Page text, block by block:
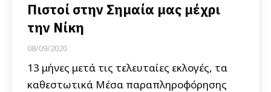
Πιστοί στην Σημαία μας μέχρι
την Νίκη
08/09/2020
13 μήνες μετά τις τελευταίες εκλογές, τα
καθεστωτικά Μέσα παραπληροφόρησης